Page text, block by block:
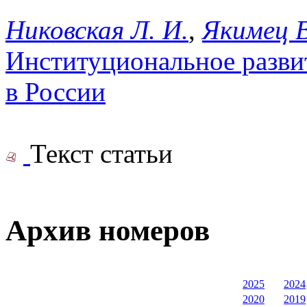
Никовская Л. И.,Якимец
Институциональное
в России
Текст статьи
Архив номеров
2025
2024
2020
2019